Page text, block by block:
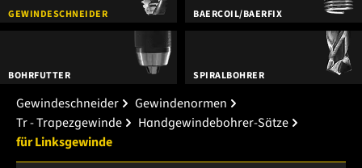
GEWINDESCHNEIDER BAERCOIL/BAERFIX
BOHRFUTTER SPIRALBOHRER
Gewindeschneider
Gewindenormen
Tr - Trapezgewinde
Handgewindebohrer-Sätze
für Linksgewinde